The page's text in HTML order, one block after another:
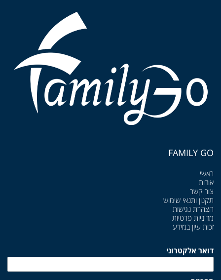
FAMILY GO
ראשי
אודות
צור קשר
תקנון ותנאי שימוש
הצהרת נגישות
מדיניות פרטיות
זכות עיון במידע
דואר אלקטרוני